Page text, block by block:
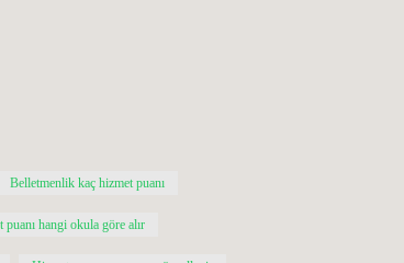
Belletmenlik kaç hizmet puanı
hangi okula göre alır